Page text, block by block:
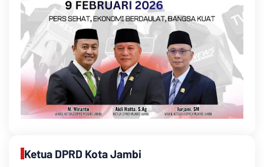
Ketua DPRD Kota Jambi